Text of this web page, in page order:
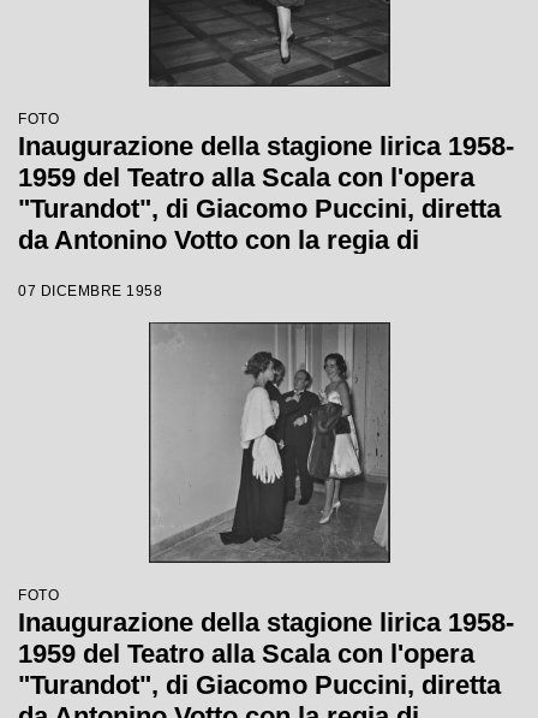
FOTO
Inaugurazione della stagione lirica 1958-
1959 del Teatro alla Scala con l'opera
"Turandot", di Giacomo Puccini, diretta
da Antonino Votto con la regia di
07 DICEMBRE 1958
FOTO
Inaugurazione della stagione lirica 1958-
1959 del Teatro alla Scala con l'opera
"Turandot", di Giacomo Puccini, diretta